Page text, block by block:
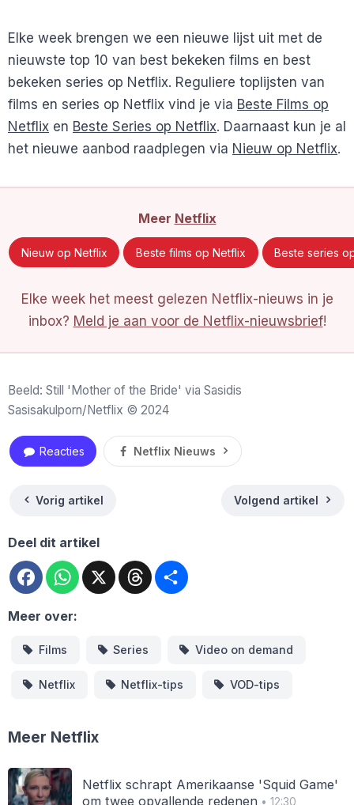
Elke week brengen we een nieuwe lijst uit met de
nieuwste top 10 van best bekeken films en best
bekeken series op Netflix. Reguliere toplijsten van
films en series op Netflix vind je via Beste Films op
Netflix en Beste Series op Netflix. Daarnaast kun je al
het nieuwe aanbod raadplegen via Nieuw op Netflix.
Meer Netflix
Nieuw op Netflix Beste films op Netflix Beste series
Elke week het meest gelezen Netflix-nieuws in je
inbox? Meld je aan voor de Netflix-nieuwsbrief!
Beeld: Still 'Mother of the Bride' via Sasidis
Sasisakulporn/Netflix © 2024
Reacties Netflix Nieuws
Vorig artikel Volgend artikel
Deel dit artikel
FacebookWhatsApp
X Threads
Meer over:
Films Series Video on demand
Netflix Netflix-tips VOD-tips
Meer Netflix
Netflix schrapt Amerikaanse 'Squid Game'
om twee opvallende redenen• 12:30